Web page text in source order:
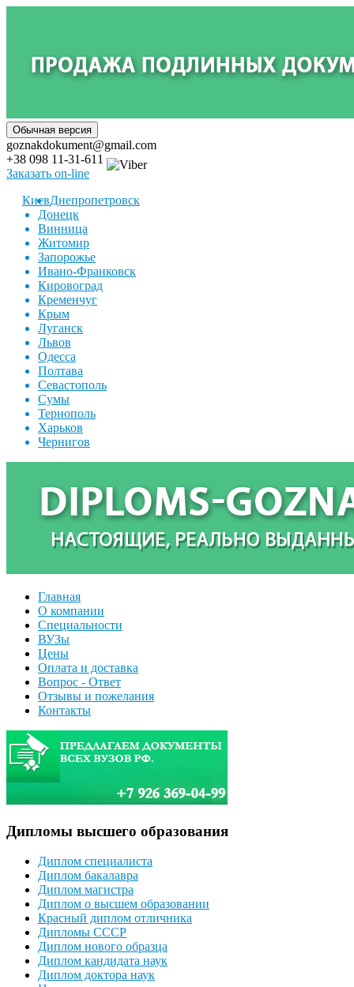
goznakdokument@gmail.com
+38 098 11-31-611
Заказать on-line
КиевДнепропетровск
Донецк
Винница
Житомир
Запорожье
Ивано-Франковск
Кировоград
Кременчуг
Крым
Луганск
Львов
Одесса
Полтава
Севастополь
Сумы
Тернополь
Харьков
Чернигов
Главная
О компании
Специальности
ВУЗы
Цены
Оплата и доставка
Вопрос - Ответ
Отзывы и пожелания
Контакты
Дипломы высшего образования
Диплом специалиста
Диплом бакалавра
Диплом магистра
Диплом о высшем образовании
Красный диплом отличника
Дипломы СССР
Диплом нового образца
Диплом кандидата наук
Диплом доктора наук